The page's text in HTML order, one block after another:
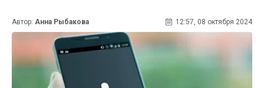
Автор: Анна Рыбакова 12:57, 08 октября 2024